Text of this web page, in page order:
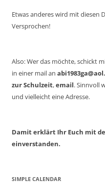
Etwas anderes wird mit diesen
Versprochen!
Also: Wer das möchte, schickt
in einer mail an
zur Schulzeit,email. Sinnvoll
und vielleicht eine Adresse.
Damit erklärt Ihr Euch mit
einverstanden.
SIMPLE CALENDAR